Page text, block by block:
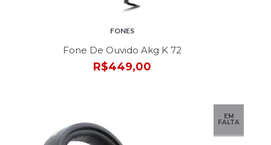
FONES
Fone De Ouvido Akg K 72
R$449,00
EM
FALTA